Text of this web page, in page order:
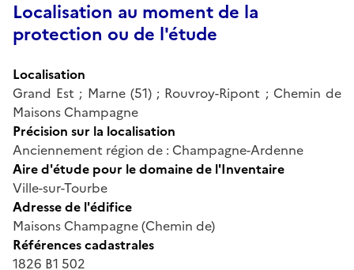
Localisation au moment de la
protection ou de l'étude
Localisation
Grand Est ; Marne (51) ; Rouvroy-Ripont ; Chemin de
Maisons Champagne
Précision sur la localisation
Anciennement région de : Champagne-Ardenne
Aire d'étude pour le domaine de l'Inventaire
Ville-sur-Tourbe
Adresse de l'édifice
Maisons Champagne (Chemin de)
Références cadastrales
1826 B1 502